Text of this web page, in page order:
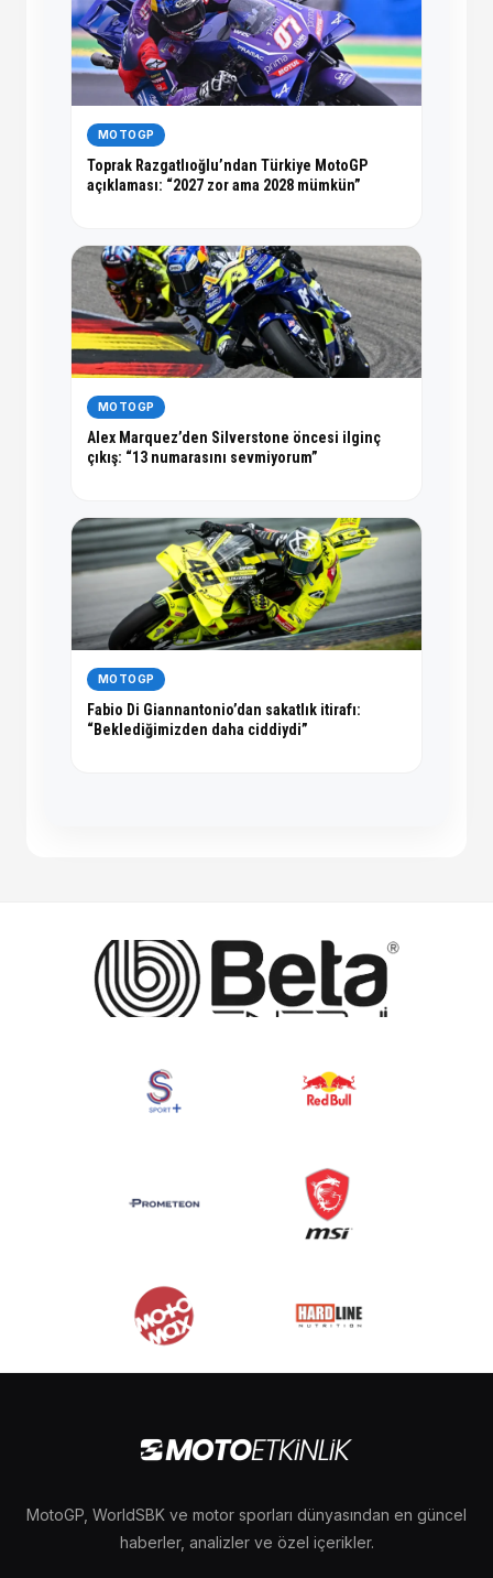
MOTOGP
Toprak Razgatlıoğlu’ndan Türkiye MotoGP
açıklaması: “2027 zor ama 2028 mümkün”
MOTOGP
Alex Marquez’den Silverstone öncesi ilginç
çıkış: “13 numarasını sevmiyorum”
MOTOGP
Fabio Di Giannantonio’dan sakatlık itirafı:
“Beklediğimizden daha ciddiydi”
MotoGP, WorldSBK ve motor sporları dünyasından en güncel
haberler, analizler ve özel içerikler.